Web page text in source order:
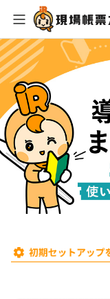
全体検索